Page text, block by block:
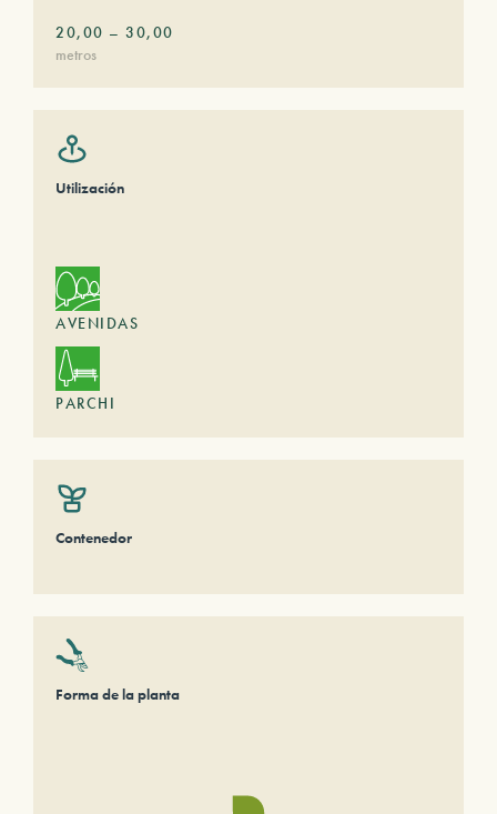
20,00 – 30,00
metros
Utilización
AVENIDAS
PARCHI
Contenedor
Forma de la planta